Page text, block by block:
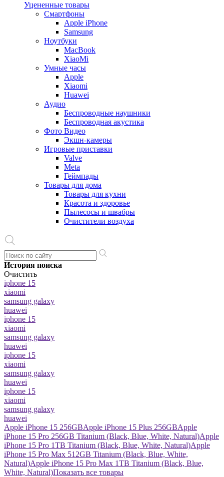
Уцененные товары
Cмартфоны
Apple iPhone
Samsung
Ноутбуки
MacBook
XiaoMi
Умные часы
Apple
Xiaomi
Huawei
Аудио
Беспроводные наушники
Беспроводная акустика
Фото Видео
Экшн-камеры
Игровые приставки
Valve
Meta
Геймпады
Товары для дома
Товары для кухни
Красота и здоровье
Пылесосы и швабры
Очистители воздуха
История поиска
Очистить
iphone 15
xiaomi
samsung galaxy
huawei
iphone 15
xiaomi
samsung galaxy
huawei
iphone 15
xiaomi
samsung galaxy
huawei
iphone 15
xiaomi
samsung galaxy
huawei
Apple iPhone 15 256GBApple iPhone 15 Plus 256GBApple
iPhone 15 Pro 256GB Titanium (Black, Blue, White, Natural)Apple
iPhone 15 Pro 1TB Titanium (Black, Blue, White, Natural)Apple
iPhone 15 Pro Max 512GB Titanium (Black, Blue, White,
Natural)Apple iPhone 15 Pro Max 1TB Titanium (Black, Blue,
White, Natural)Показать все товары